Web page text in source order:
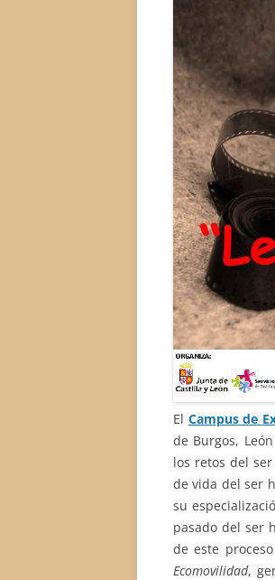
El Campus de
de Burgos,
los retos del
de vida del ser
su
pasado del ser
de este
Ecomovilidad,